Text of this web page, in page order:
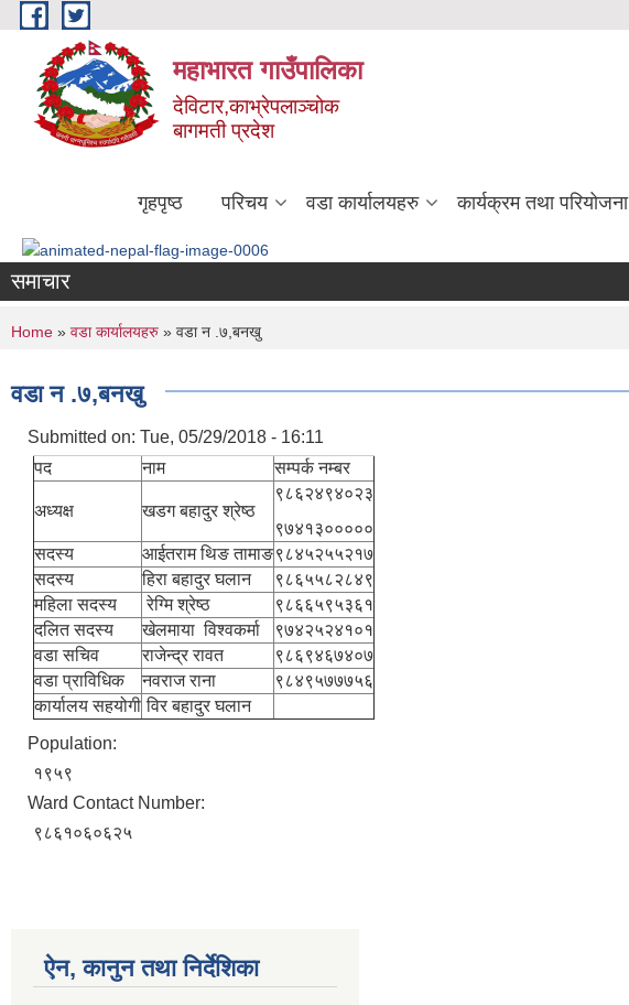
Skip to main content
महाभारत गाउँपालिका
देविटार,काभ्रेपलाञ्चोक
बागमती प्रदेश
गृहपृष्ठ परिचय वडा कार्यालयहरु कार्यक्रम तथा परियोजना
समाचार
You are here
Home » वडा कार्यालयहरु » वडा न .७,बनखु
वडा न .७,बनखु
Submitted on: Tue, 05/29/2018 - 16:11
पद
नाम सम्पर्क नम्बर
अध्यक्ष खडग बहादुर श्रेष्ठ
९८६२४९४०२३
९७४१३०००००
सदस्य
आईतराम थिङ तामाङ९८४५२५५२१७
सदस्य
हिरा बहादुर घलान
९८६५५८२८४९
महिला सदस्य
रेग्मि श्रेष्ठ
९८६६५९५३६१
दलित सदस्य
खेलमाया विश्वकर्मा
९७४२५२४१०१
वडा सचिव
राजेन्द्र रावत
९८६९४६७४०७
वडा प्राविधिक
नवराज राना
९८४९५७७७५६
कार्यालय सहयोगी विर बहादुर घलान
Population:
१९५९
Ward Contact Number:
९८६१०६०६२५
ऐन, कानुन तथा निर्देशिका